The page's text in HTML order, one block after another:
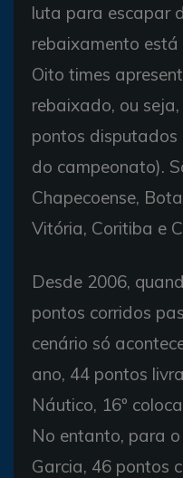
luta para escapar
rebaixamento
Oito times
rebaixado, ou
pontos
do campeonato).
Chapecoense,
Vitória, Coritiba e
Desde 2006,
pontos corridos
cenário só
ano, 44 pontos
Náutico, 16º
No entanto, para
Garcia, 46 pontos